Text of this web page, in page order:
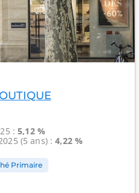
:5,12 %
(5 ans) :4,22 %
Primaire